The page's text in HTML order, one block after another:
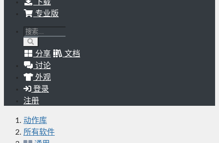
下载
专业版
分享
文档
讨论
外观
登录
注册
动作库
所有软件